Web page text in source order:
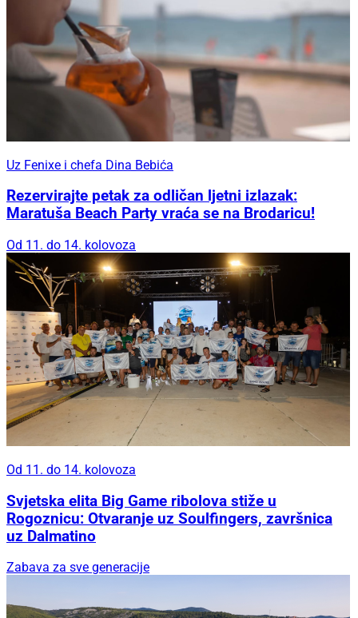
Uz Fenixe i chefa Dina Bebića
Rezervirajte petak za odličan ljetni izlazak:
Maratuša Beach Party vraća se na Brodaricu!
Od 11. do 14. kolovoza
Od 11. do 14. kolovoza
Svjetska elita Big Game ribolova stiže u
Rogoznicu: Otvaranje uz Soulfingers, završnica
uz Dalmatino
Zabava za sve generacije